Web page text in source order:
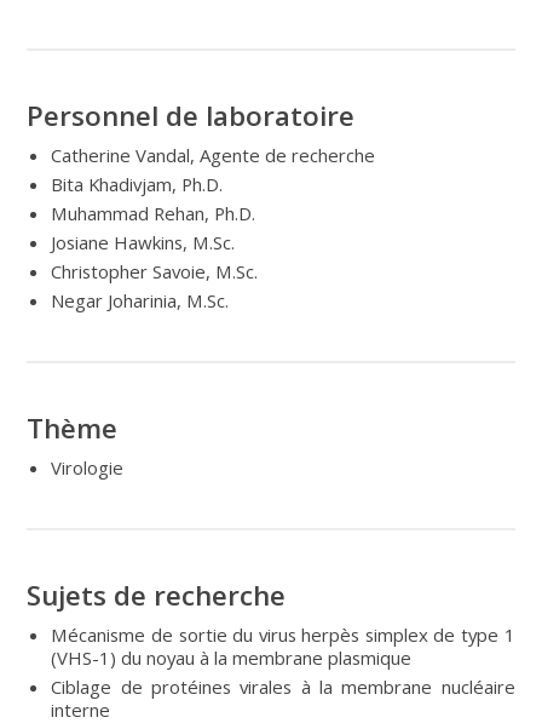
Personnel de laboratoire
Catherine Vandal, Agente de recherche
Bita Khadivjam, Ph.D.
Muhammad Rehan, Ph.D.
Josiane Hawkins, M.Sc.
Christopher Savoie, M.Sc.
Negar Joharinia, M.Sc.
Thème
Virologie
Sujets de recherche
Mécanisme de sortie du virus herpès simplex de type 1
(VHS-1) du noyau à la membrane plasmique
Ciblage de protéines virales à la membrane nucléaire
interne